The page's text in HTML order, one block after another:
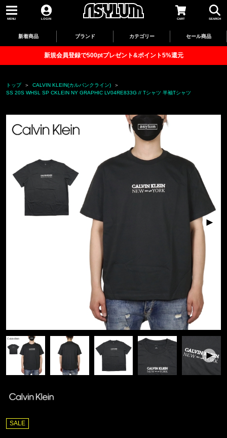
MENU LOGIN CART SEARCH
新着商品 ブランド カテゴリー セール商品
新規会員登録で500ptプレゼント&ポイント5%還元
トップ
CALVIN KLEIN(カルバンクライン)
SS 20S WHSL SP CKLEIN NY GRAPHIC LV04RE833G // Tシャツ 半袖Tシャツ
SALE